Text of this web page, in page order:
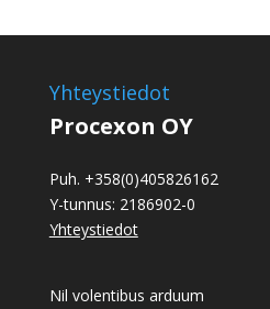
Yhteystiedot
Procexon OY
Puh. +358(0)405826162
Y-tunnus: 2186902-0
Yhteystiedot
Nil volentibus arduum